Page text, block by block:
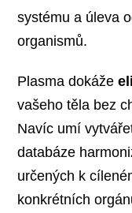
systému a úleva
organismů.
Plasma dokáže
vašeho těla bez
Navíc umí
databáze
určených k
konkrétních